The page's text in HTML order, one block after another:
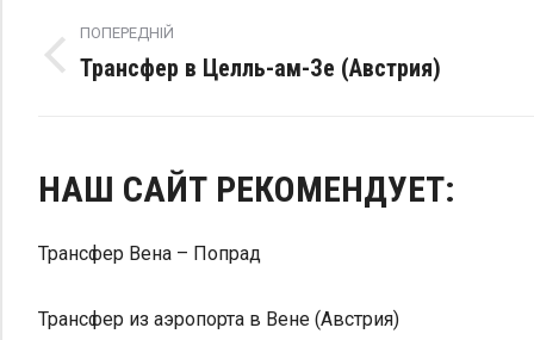
navigation
ПОПЕРЕДНІЙ
Попередній
Трансфер в Целль-ам-Зе (Австрия)
НАШ САЙТ РЕКОМЕНДУЕТ:
Трансфер Вена – Попрад
Трансфер из аэропорта в Вене (Австрия)